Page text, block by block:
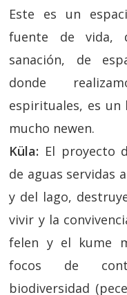
Este es un
fuente de vida,
sanación, de
donde
espirituales, es un
mucho newen.
Küla: El proyecto
de aguas servidas
y del lago,
vivir y la
felen y el kume
focos de
biodiversidad